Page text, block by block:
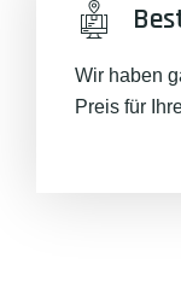
Wir haben
Preis für